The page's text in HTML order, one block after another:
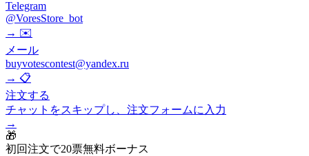
Telegram
@VoresStore_bot
→ ✉️
メール
buyvotescontest@yandex.ru
→ 📋
注文する
チャットをスキップし、注文フォームに入力
→
🎁
初回注文で20票無料ボーナス